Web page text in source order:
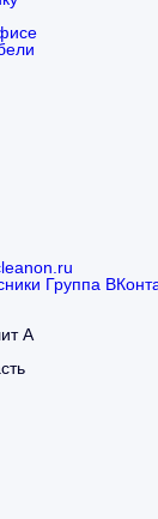
Группа
А